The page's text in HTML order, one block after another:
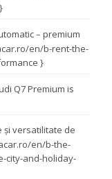
– premium
en/b-rent-the-
}
Q7 Premium is
și versatilitate de
en/b-the-
city-and-holiday-